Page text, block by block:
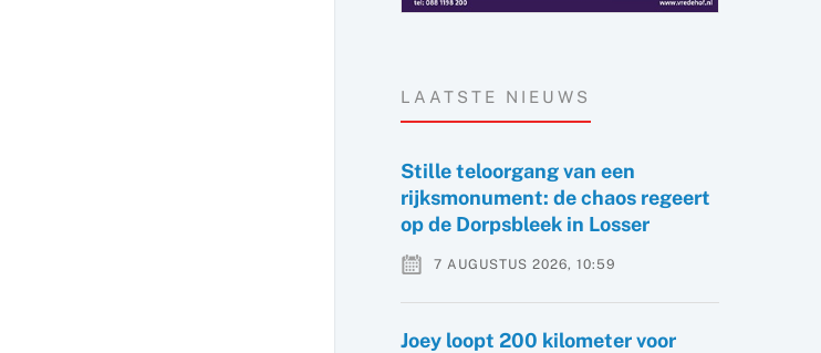
LAATSTE NIEUWS
Stille teloorgang van een
rijksmonument: de chaos regeert
op de Dorpsbleek in Losser
7 AUGUSTUS 2026, 10:59
Joey loopt 200 kilometer voor